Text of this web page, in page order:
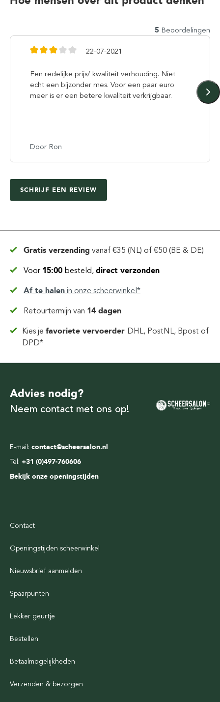
5 Beoordelingen
22-07-2021
Een redelijke prijs/ kwaliteit verhouding. Niet
echt een bijzonder mes. Voor een paar euro
meer is er een betere kwaliteit verkrijgbaar.
Door Ron
SCHRIJF EEN REVIEW
Gratis verzending vanaf €35 (NL) of €50 (BE & DE)
Voor 15:00 besteld, direct verzonden
Af te halen in onze scheerwinkel*
Retourtermijn van 14 dagen
Kies jefavoriete vervoerder DHL, PostNL, Bpost of
DPD*
E-mail: contact@scheersalon.nl
Tel: +31 (0)497-760606
Bekijk onze openingstijden
Advies nodig?
Neem contact met ons op!
Contact
Openingstijden scheerwinkel
Nieuwsbrief aanmelden
Spaarpunten
Lekker geurtje
Bestellen
Betaalmogelijkheden
Verzenden & bezorgen